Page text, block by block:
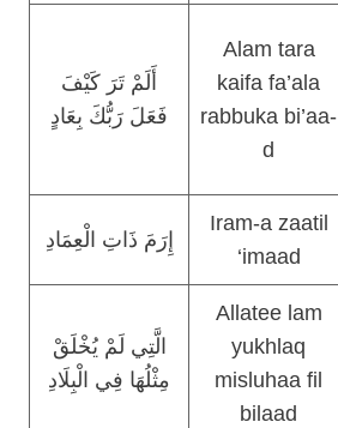
أَلَمْ تَرَ كَيْفَ
فَعَلَ رَبُّكَ بِعَادٍ
Alam tara
kaifa fa’ala
rabbuka bi’aa-
d
إِرَمَ ذَاتِ الْعِمَادِ
Iram-a zaatil
‘imaad
الَّتِي لَمْ يُخْلَقْ
مِثْلُهَا فِي الْبِلَادِ
Allatee lam
yukhlaq
misluhaa fil
bilaad